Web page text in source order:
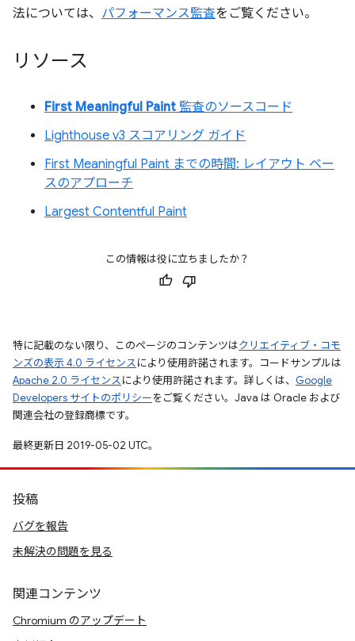
法については、 パフォーマンス監査をご覧ください。
リソース
First Meaningful Paint 監査のソースコード
Lighthouse v3 スコアリング ガイド
First Meaningful Paint までの時間: レイアウト ベー
スのアプローチ
Largest Contentful Paint
この情報は役に立ちましたか？
特に記載のない限り、このページのコンテンツはクリエイティブ・コモ
ンズの表示 4.0 ライセンスにより使用許諾されます。コードサンプルは
Apache 2.0 ライセンスにより使用許諾されます。詳しくは、 Google
Developers サイトのポリシーをご覧ください。Java は Oracle および
関連会社の登録商標です。
最終更新日 2019-05-02 UTC。
投稿
バグを報告
未解決の問題を見る
関連コンテンツ
Chromium のアップデート